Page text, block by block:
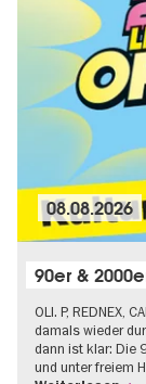
08.08.2026
90er &
OLI. P, REDNEX,
damals wieder
dann ist klar: Die
und unter freiem